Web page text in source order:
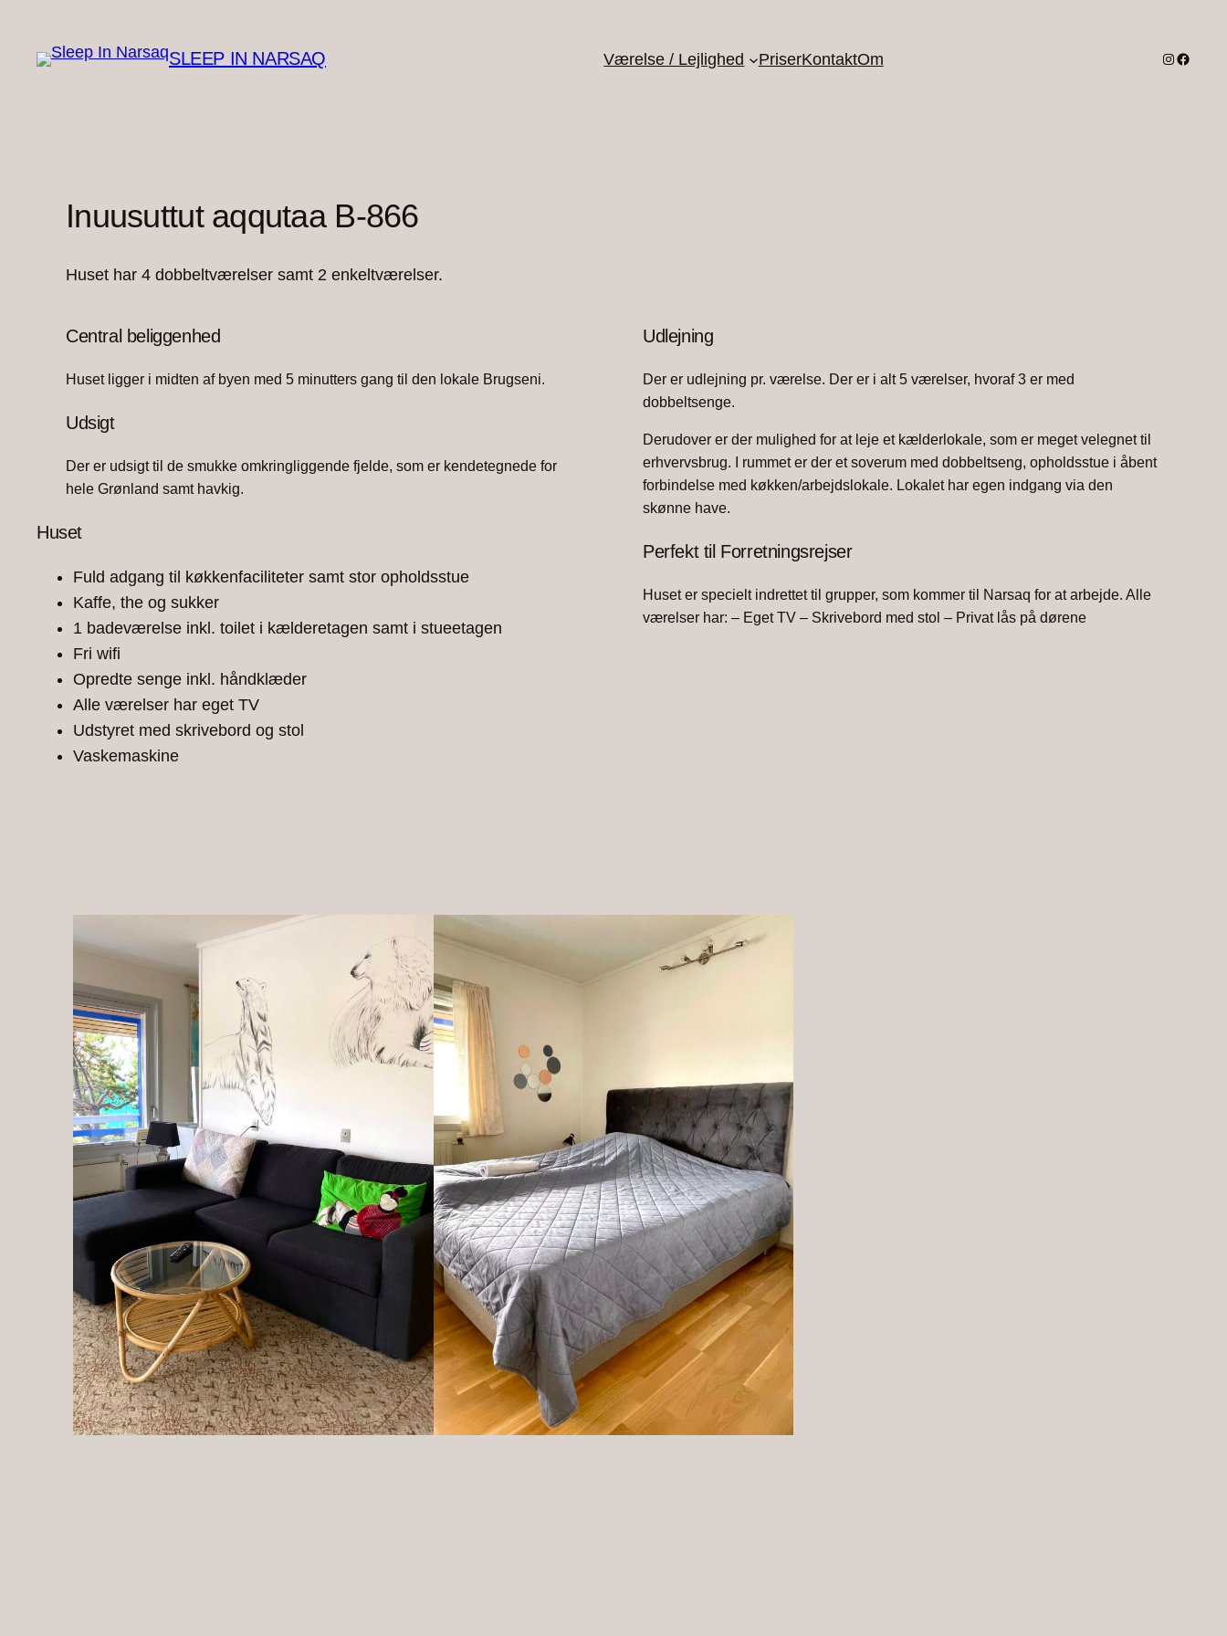
indhold
SLEEP IN NARSAQ Værelse / Lejlighed PriserKontaktOm Instagram
Inuusuttut aqqutaa B-866
Huset har 4 dobbeltværelser samt 2 enkeltværelser.
Central beliggenhed
Huset ligger i midten af byen med 5 minutters gang til den lokale Brugseni.
Udsigt
Der er udsigt til de smukke omkringliggende fjelde, som er kendetegnede for
hele Grønland samt havkig.
Huset
Fuld adgang til køkkenfaciliteter samt stor opholdsstue
Kaffe, the og sukker
1 badeværelse inkl. toilet i kælderetagen samt i stueetagen
Fri wifi
Opredte senge inkl. håndklæder
Alle værelser har eget TV
Udstyret med skrivebord og stol
Vaskemaskine
Udlejning
Der er udlejning pr. værelse. Der er i alt 5 værelser, hvoraf 3 er med
dobbeltsenge.
Derudover er der mulighed for at leje et kælderlokale, som er meget velegnet til
erhvervsbrug. I rummet er der et soverum med dobbeltseng, opholdsstue i åbent
forbindelse med køkken/arbejdslokale. Lokalet har egen indgang via den
skønne have.
Perfekt til Forretningsrejser
Huset er specielt indrettet til grupper, som kommer til Narsaq for at arbejde. Alle
værelser har: – Eget TV – Skrivebord med stol – Privat lås på dørene